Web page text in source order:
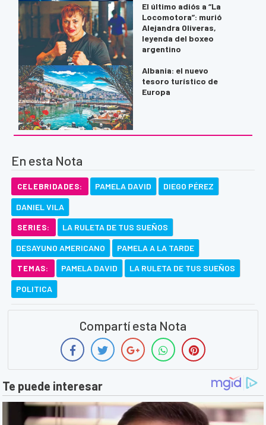
El último adiós a “La
Locomotora”: murió
Alejandra Oliveras,
leyenda del boxeo
argentino
Albania: el nuevo
tesoro turístico de
Europa
En esta Nota
CELEBRIDADES: PAMELA DAVID DIEGO PÉREZ
DANIEL VILA
SERIES: LA RULETA DE TUS SUEÑOS
DESAYUNO AMERICANO PAMELA A LA TARDE
TEMAS: PAMELA DAVID LA RULETA DE TUS SUEÑOS
POLITICA
Compartí esta Nota